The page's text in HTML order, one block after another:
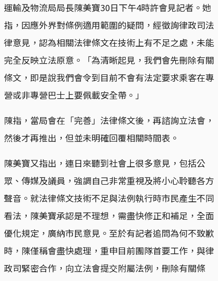
運輸及物流局局長陳美寶30日下午4時許會見記者。她
指，因應外界對條例適用範圍的疑問，經徵詢律政司法
律意見，認為相關法律條文在技術上有不足之處，未能
完全反映立法原意。「為清晰起見，我們會先刪除有關
條文，即是說我們會令到目前不會有法定要求乘客在專
營或非專營巴士上要佩載安全帶。」
陳指，當局會在「完善」法律條文後，再諮詢立法會，
然後才再推出，但並未明確回覆相關時間表。
陳美寶又指出，連日來聽到社會上很多意見，包括公
眾、傳媒及議員，強調自己非常重視及將小心聆聽各方
聲音。就法律條文技術不足與法例執行時市民產生不同
看法，陳美寶承認是不理想，需盡快修正和補足，全面
優化規定，廣納市民意見。至於有記者追問為何不致歉
時，陳僅稱會盡快處理，重申目前團隊首要工作，與律
政司緊密合作，向立法會提交附屬法例，刪除有關條